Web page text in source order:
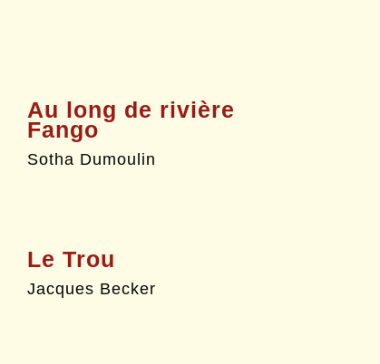
Au long de rivière
Fango
Sotha Dumoulin
Le Trou
Jacques Becker